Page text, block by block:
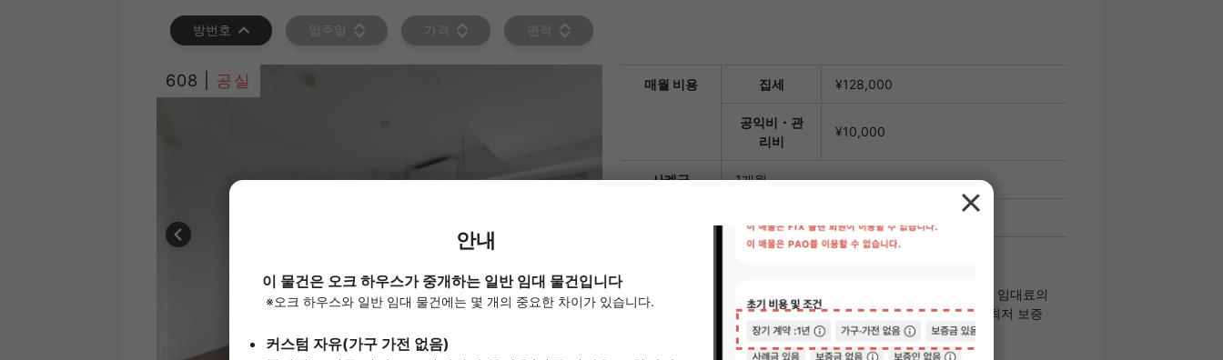
방번호 입주일 가격 면적
608 | 공실 매월 비용 집세 ¥128,000
공익비・관
리비
¥10,000
사례금 1개월
【B】총 임대료의 40%/월 800엔 【GTN】총 임대료의
50%/월 2,000엔 상세:개인·법인 이용 가능 / 최저 보증
료:15,000엔 / 월 800엔 【B1】※베이직 플랜
【GP80】※외